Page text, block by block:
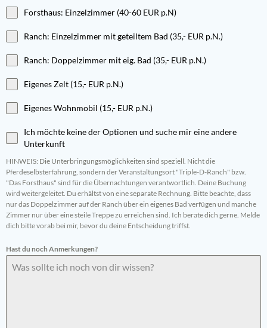
Forsthaus: Einzelzimmer (40-60 EUR p.N)
Ranch: Einzelzimmer mit geteiltem Bad (35,- EUR p.N.)
Ranch: Doppelzimmer mit eig. Bad (35,- EUR p.N.)
Eigenes Zelt (15,- EUR p.N.)
Eigenes Wohnmobil (15,- EUR p.N.)
Ich möchte keine der Optionen und suche mir eine andere
Unterkunft
HINWEIS: Die Unterbringungsmöglichkeiten sind speziell. Nicht die
Pferdeselbsterfahrung, sondern der Veranstaltungsort "Triple-D-Ranch" bzw.
"Das Forsthaus" sind für die Übernachtungen verantwortlich. Deine Buchung
wird weitergeleitet. Du erhältst von eine separate Rechnung. Bitte beachte, dass
nur das Doppelzimmer auf der Ranch über ein eigenes Bad verfügen und manche
Zimmer nur über eine steile Treppe zu erreichen sind. Ich berate dich gerne. Melde
dich bitte vorab bei mir, bevor du deine Entscheidung triffst.
Hast du noch Anmerkungen?